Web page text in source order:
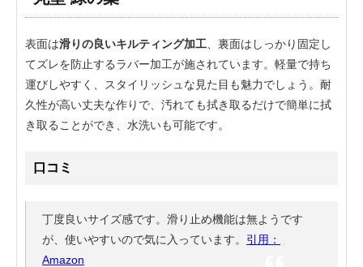
表面は滑りの良いキルティング加工 、裏面はしっかり固定し
てズレを防止するラバー加工が施されています。軽量で持ち
運びしやすく、スタイリッシュな見た目も魅力でしょう。耐
久性が高い丈夫な作りで、汚れても拭き取るだけで簡単に拭
き取ることができ、水洗いも可能です。
口コミ
丁度良いサイズ感です。滑り止め機能は無ようです
が、使いやすいので気に入っています。 引用：
Amazon